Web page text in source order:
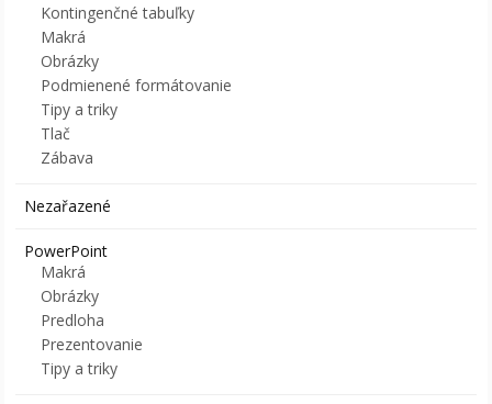
Kontingenčné tabuľky
Makrá
Obrázky
Podmienené formátovanie
Tipy a triky
Tlač
Zábava
Nezařazené
PowerPoint
Makrá
Obrázky
Predloha
Prezentovanie
Tipy a triky